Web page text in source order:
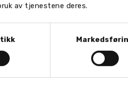
av tjenestene deres.
kjent som mekaniker for
og jeg ser
og jeg håper at flere i